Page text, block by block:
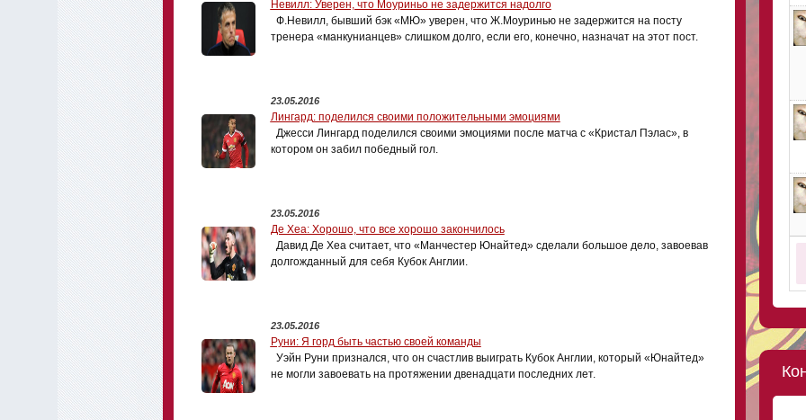
Невилл: Уверен, что Моуриньо не задержится надолго
Ф.Невилл, бывший бэк «МЮ» уверен, что Ж.Моуринью не задержится на посту
тренера «манкунианцев» слишком долго, если его, конечно, назначат на этот пост.
23.05.2016
Лингард: поделился своими положительными эмоциями
Джесси Лингард поделился своими эмоциями после матча с «Кристал Пэлас», в
котором он забил победный гол.
23.05.2016
Де Хеа: Хорошо, что все хорошо закончилось
Давид Де Хеа считает, что «Манчестер Юнайтед» сделали большое дело, завоевав
долгожданный для себя Кубок Англии.
23.05.2016
Руни: Я горд быть частью своей команды
Уэйн Руни признался, что он счастлив выиграть Кубок Англии, который «Юнайтед»
не могли завоевать на протяжении двенадцати последних лет.